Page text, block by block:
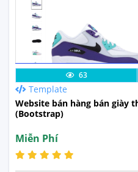
Lưu code
63
Template
Website bán hàng bán giày
(Bootstrap)
Miễn Phí